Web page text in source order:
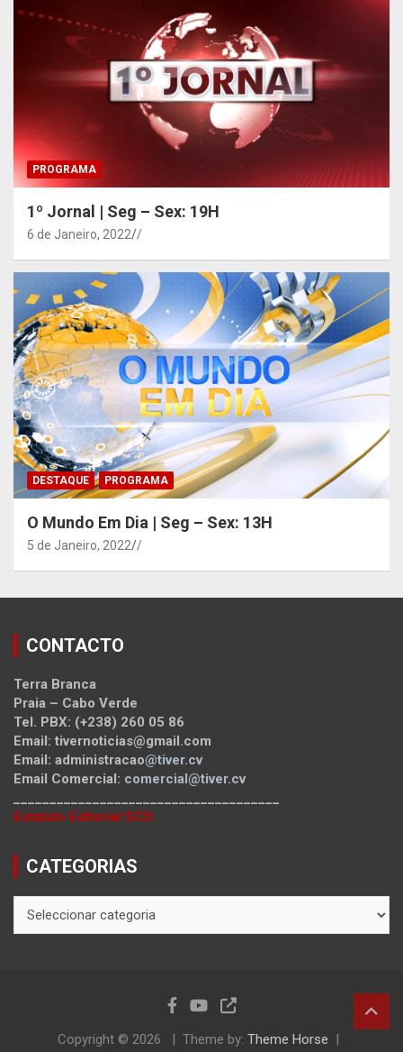
PROGRAMA
1º Jornal | Seg – Sex: 19H
6 de Janeiro, 2022 /
DESTAQUE PROGRAMA
O Mundo Em Dia | Seg – Sex: 13H
5 de Janeiro, 2022 /
CONTACTO
Terra Branca
Praia – Cabo Verde
Tel. PBX: (+238) 260 05 86
Email: tivernoticias@gmail.com
Email: administracao@tiver.cv
Email Comercial: comercial@tiver.cv
Estatuto Editorial SCD
CATEGORIAS
Copyright © 2026 Theme by: Theme Horse